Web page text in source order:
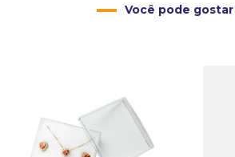
Você pode gostar